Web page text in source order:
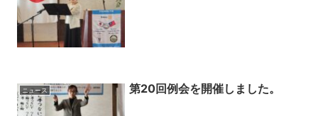
ニュース 第20回例会を開催しました。